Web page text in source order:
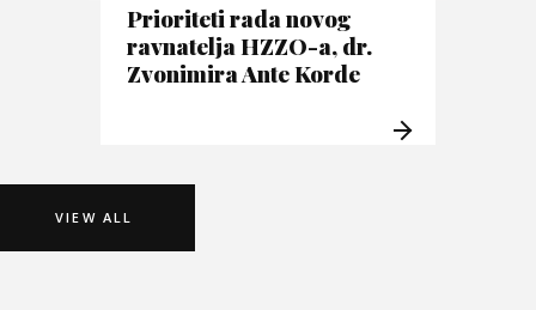
Prioriteti rada novog
ravnatelja HZZO-a, dr.
Zvonimira Ante Korde
VIEW ALL